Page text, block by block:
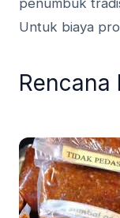
penumbuk
Untuk biaya
Rencana